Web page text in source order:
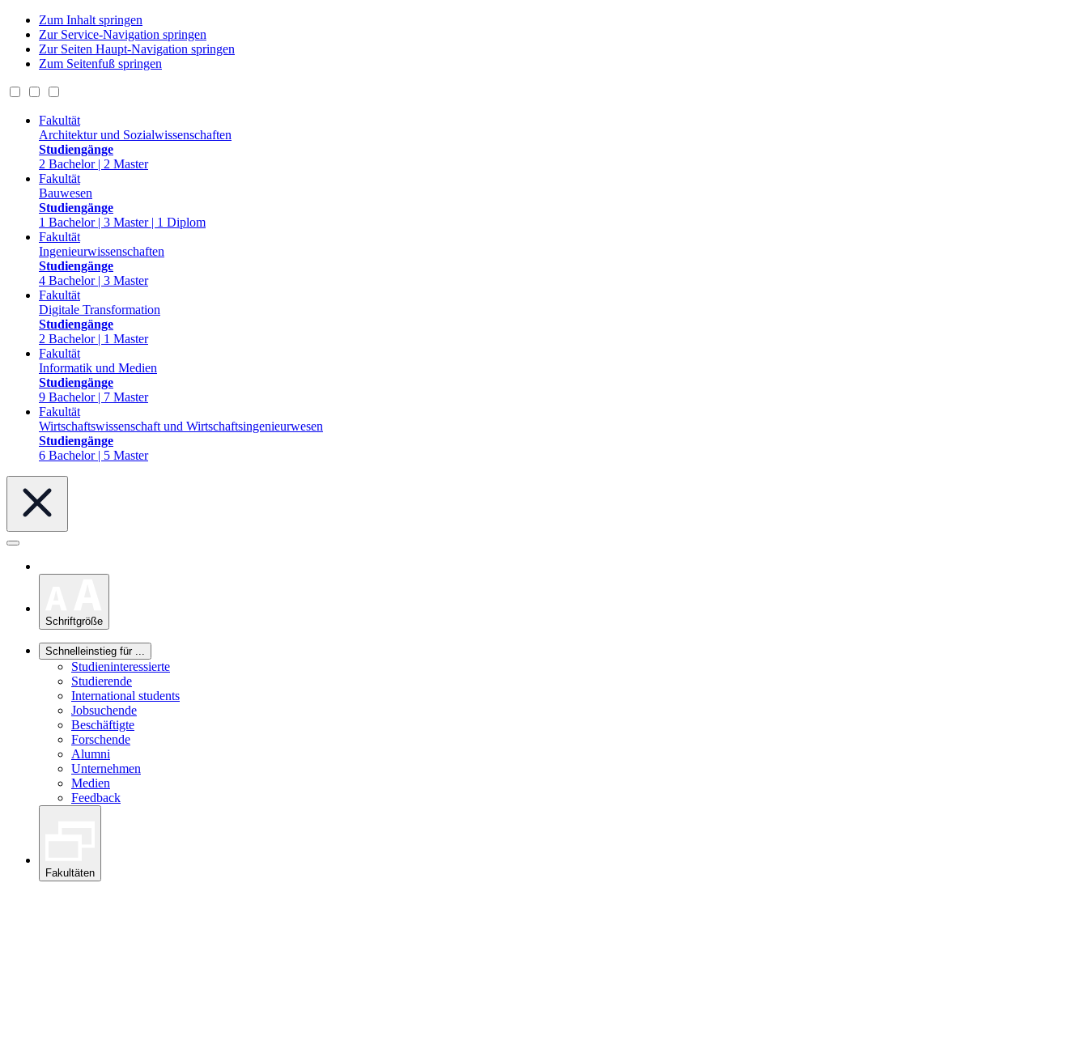
Zum Inhalt springen
Zur Service-Navigation springen
Zur Seiten Haupt-Navigation springen
Zum Seitenfuß springen
Fakultät
Architektur und Sozialwissenschaften
Studiengänge
2 Bachelor | 2 Master
Fakultät
Bauwesen
Studiengänge
1 Bachelor | 3 Master | 1 Diplom
Fakultät
Ingenieurwissenschaften
Studiengänge
4 Bachelor | 3 Master
Fakultät
Digitale Transformation
Studiengänge
2 Bachelor | 1 Master
Fakultät
Informatik und Medien
Studiengänge
9 Bachelor | 7 Master
Fakultät
Wirtschaftswissenschaft und Wirtschaftsingenieurwesen
Studiengänge
6 Bachelor | 5 Master
Schriftgröße
Schnelleinstieg für ...
Studieninteressierte
Studierende
International students
Jobsuchende
Beschäftigte
Forschende
Alumni
Unternehmen
Medien
Feedback
Fakultäten